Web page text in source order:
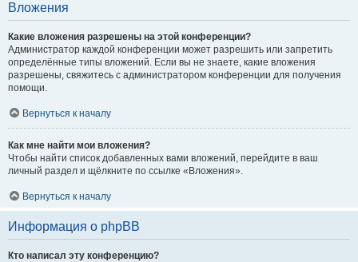
Вложения
Какие вложения разрешены на этой конференции?
Администратор каждой конференции может разрешить или запретить
определённые типы вложений. Если вы не знаете, какие вложения
разрешены, свяжитесь с администратором конференции для получения
помощи.
Вернуться к началу
Как мне найти мои вложения?
Чтобы найти список добавленных вами вложений, перейдите в ваш
личный раздел и щёлкните по ссылке «Вложения».
Вернуться к началу
Информация о phpBB
Кто написал эту конференцию?